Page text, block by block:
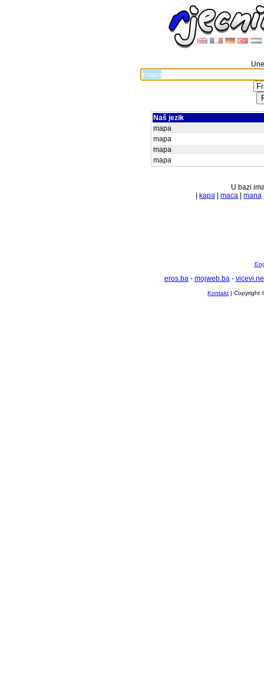
Naš jezik
mapa
mapa
mapa
mapa
U bazi
kapa maca mana
eros.ba- mojweb.ba-
Kontakt | Copyright